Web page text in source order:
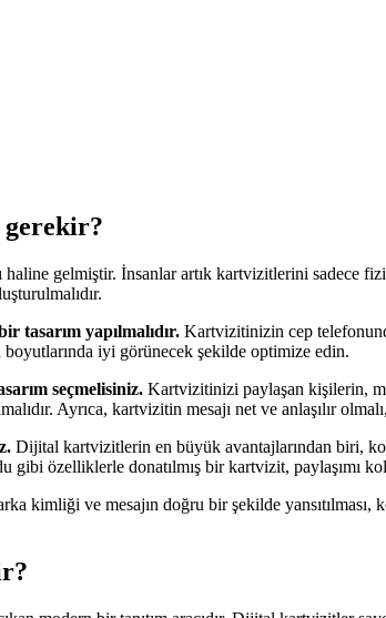
gelmiştir. İnsanlar artık kartvizitlerini sadece
tasarım yapılmalıdır. Kartvizitinizin cep
boyutlarında iyi görünecek şekilde optimize edin.
seçmelisiniz. Kartvizitinizi paylaşan kişilerin,
Ayrıca, kartvizitin mesajı net ve anlaşılır
Dijital kartvizitlerin en büyük avantajlarından biri,
özelliklerle donatılmış bir kartvizit, paylaşımı
kimliği ve mesajın doğru bir şekilde